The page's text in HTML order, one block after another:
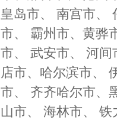
皇岛市、 南宫市、
市、 霸州市、黄骅
市、 武安市、 河
店市、哈尔滨市、
市、 齐齐哈尔市、
山市、 海林市、